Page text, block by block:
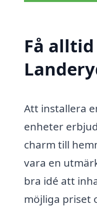
Få
Att installera
enheter
charm till
vara en
bra idé att
möjliga priset